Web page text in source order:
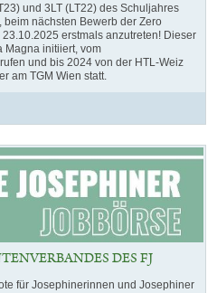
und 3LT (LT22) des Schuljahres
nächsten Bewerb der Zero
erstmals anzutreten! Dieser
Magna initiiert, vom
und bis 2024 von der HTL-Weiz
am TGM Wien statt.
DES FJ
für Josephinerinnen und Josephiner